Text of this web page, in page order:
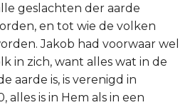
geslachten der aarde
en tot wie de volken
Jakob had voorwaar wel
in zich, want alles wat in de
aarde is, is verenigd in
alles is in Hem als in een